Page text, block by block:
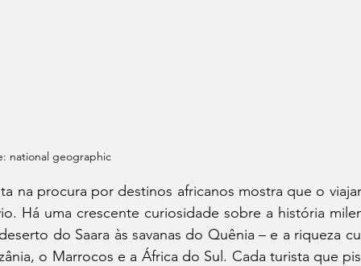
national geographic
na procura por destinos africanos mostra que o
Há uma crescente curiosidade sobre a história
do Saara às savanas do Quênia – e a riqueza
o Marrocos e a África do Sul. Cada turista que